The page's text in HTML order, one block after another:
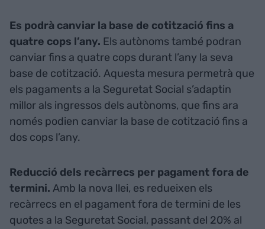
Es podrà canviar la base de cotització fins a
quatre cops l’any. Els autònoms també podran
canviar fins a quatre cops durant l’any la seva
base de cotització. Aquesta mesura permetrà que
els pagaments a la Seguretat Social s’adaptin
millor als ingressos dels autònoms, que fins ara
només podien canviar la base de cotització fins a
dos cops l’any.
Reducció dels recàrrecs per pagament fora de
termini. Amb la nova llei, es redueixen els
recàrrecs en el pagament fora de termini de les
quotes a la Seguretat Social, passant del 20% al